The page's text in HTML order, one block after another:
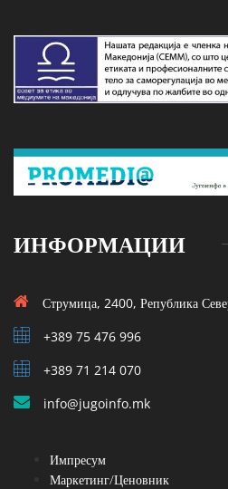
ИНФОРМАЦИИ
Струмица, 2400, Република
+389 75 476 996
+389 71 214 070
info@jugoinfo.mk
Импресум
Маркетинг/Ценовник